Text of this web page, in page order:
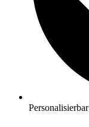
Personalisierbar